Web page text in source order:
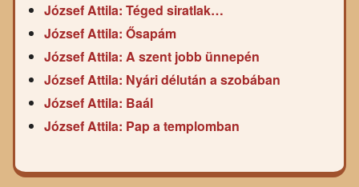
József Attila: Téged siratlak…
József Attila: Ősapám
József Attila: A szent jobb ünnepén
József Attila: Nyári délután a szobában
József Attila: Baál
József Attila: Pap a templomban